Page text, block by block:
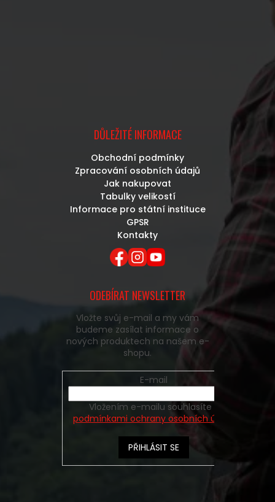
DŮLEŽITÉ INFORMACE
Obchodní podmínky
Zpracování osobních údajů
Jak nakupovat
Tabulky velikostí
Informace pro státní instituce
GPSR
Kontakty
ODEBÍRAT NEWSLETTER
Vložte svůj e-mail a my vám
budeme zasílat informace o
nových produktech na našem e-
shopu.
E-mail
podmínkami ochrany osobních údajů
PŘIHLÁSIT SE